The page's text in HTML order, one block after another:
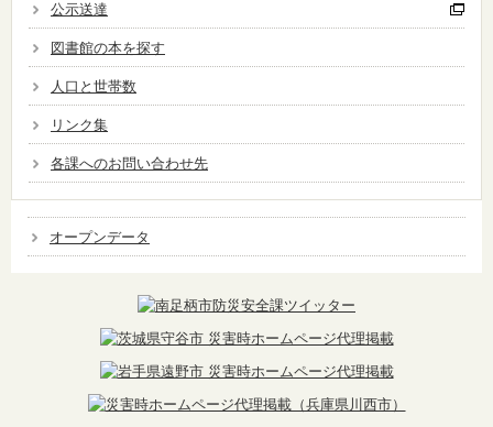
公示送達
図書館の本を探す
人口と世帯数
リンク集
各課へのお問い合わせ先
オープンデータ